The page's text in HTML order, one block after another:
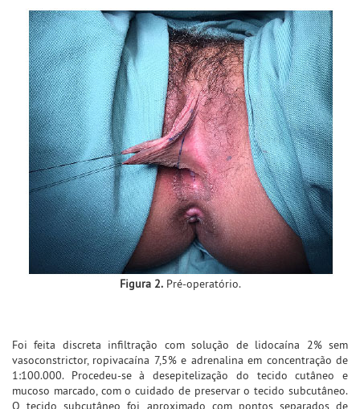
Figura 2.Pré-operatório.
Foi feita discreta infiltração com solução de lidocaína 2% sem
vasoconstrictor, ropivacaína 7,5% e adrenalina em concentração de
1:100.000. Procedeu-se à desepitelização do tecido cutâneo e
mucoso marcado, com o cuidado de preservar o tecido subcutâneo.
O tecido subcutâneo foi aproximado com pontos separados de